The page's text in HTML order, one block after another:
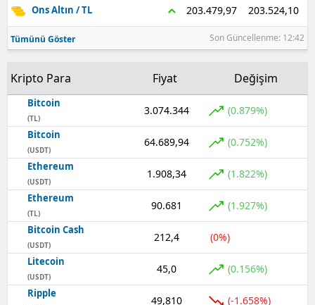
Samsun
Siirt
Sinop
Sivas
Tekirdağ
Tokat
Tunceli
Şanlıurfa
Uşak
Ons Altın / TL 203.479,97 203.524,10
Tümünü Göster Son Güncellenme: 12:42
Kripto Para Fiyat Değişim
Bitcoin
(TL)
3.074.344 (0.879%)
Bitcoin
(USDT)
64.689,94 (0.752%)
Ethereum
(USDT)
1.908,34 (1.822%)
Ethereum
(TL)
90.681 (1.927%)
Bitcoin Cash
(USDT)
212,4 (0%)
Litecoin
(USDT)
45,0 (0.156%)
Ripple
49,810 (-1.658%)